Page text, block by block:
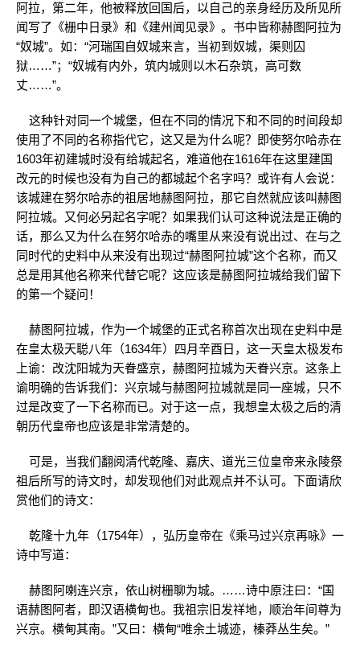
阿拉，第二年，他被释放回国后，以自己的亲身经历及所见所
闻写了《栅中日录》和《建州闻见录》。书中皆称赫图阿拉为
“奴城”。如：“河瑞国自奴城来言，当初到奴城，渠则囚
狱……”；“奴城有内外，筑内城则以木石杂筑，高可数
丈……”。
这种针对同一个城堡，但在不同的情况下和不同的时间段却
使用了不同的名称指代它，这又是为什么呢？即使努尔哈赤在
1603年初建城时没有给城起名，难道他在1616年在这里建国
改元的时候也没有为自己的都城起个名字吗？或许有人会说：
该城建在努尔哈赤的祖居地赫图阿拉，那它自然就应该叫赫图
阿拉城。又何必另起名字呢？如果我们认可这种说法是正确的
话，那么又为什么在努尔哈赤的嘴里从来没有说出过、在与之
同时代的史料中从来没有出现过“赫图阿拉城”这个名称，而又
总是用其他名称来代替它呢？这应该是赫图阿拉城给我们留下
的第一个疑问！
赫图阿拉城，作为一个城堡的正式名称首次出现在史料中是
在皇太极天聪八年（1634年）四月辛酉日，这一天皇太极发布
上谕：改沈阳城为天眷盛京，赫图阿拉城为天眷兴京。这条上
谕明确的告诉我们：兴京城与赫图阿拉城就是同一座城，只不
过是改变了一下名称而已。对于这一点，我想皇太极之后的清
朝历代皇帝也应该是非常清楚的。
可是，当我们翻阅清代乾隆、嘉庆、道光三位皇帝来永陵祭
祖后所写的诗文时，却发现他们对此观点并不认可。下面请欣
赏他们的诗文：
乾隆十九年（1754年），弘历皇帝在《乘马过兴京再咏》一
诗中写道：
赫图阿喇连兴京，依山树栅聊为城。……诗中原注曰：“国
语赫图阿者，即汉语横甸也。我祖宗旧发祥地，顺治年间尊为
兴京。横甸其南。”又曰：横甸“唯余土城迹，榛莽丛生矣。”